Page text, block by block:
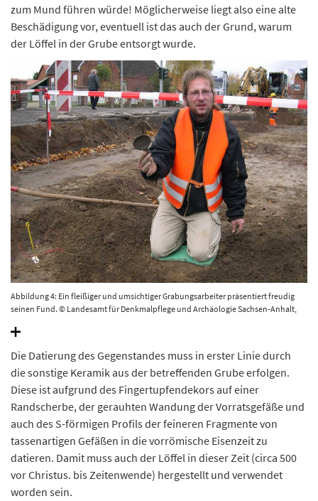
zum Mund führen würde! Möglicherweise liegt also eine alte
Beschädigung vor, eventuell ist das auch der Grund, warum
der Löffel in der Grube entsorgt wurde.
Abbildung 4: Ein fleißiger und umsichtiger Grabungsarbeiter präsentiert freudig
seinen Fund. © Landesamt für Denkmalpflege und Archäologie Sachsen-Anhalt,
Die Datierung des Gegenstandes muss in erster Linie durch
die sonstige Keramik aus der betreffenden Grube erfolgen.
Diese ist aufgrund des Fingertupfendekors auf einer
Randscherbe, der gerauhten Wandung der Vorratsgefäße und
auch des S-förmigen Profils der feineren Fragmente von
tassenartigen Gefäßen in die vorrömische Eisenzeit zu
datieren. Damit muss auch der Löffel in dieser Zeit (circa 500
vor Christus. bis Zeitenwende) hergestellt und verwendet
worden sein.